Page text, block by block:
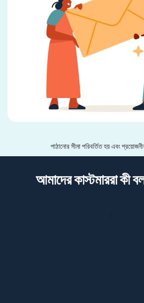
পাঠানোর সীমা পরিবর্তিত হয় এবং
আমাদের কাস্টমাররা কী